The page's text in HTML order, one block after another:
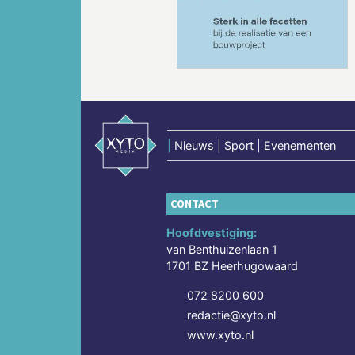
Nieuws | Sport | Evenementen
CONTACT
Hoofdvestiging:
van Benthuizenlaan 1
1701 BZ Heerhugowaard
072 8200 600
redactie@xyto.nl
www.xyto.nl